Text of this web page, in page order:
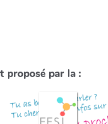
proposé par la :